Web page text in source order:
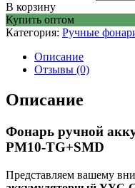
В корзину
Купить оптом
Категория: Ручные
Описание
Отзывы (0)
Описание
Фонарь ручной
PM10-TG+SMD
Представляем вашему